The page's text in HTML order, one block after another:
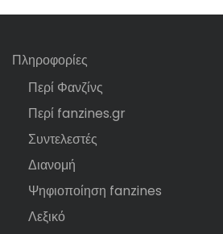
Πληροφορίες
Περί Φανζίνς
Περί fanzines.gr
Συντελεστές
Διανομή
Ψηφιοποίηση fanzines
Λεξικό